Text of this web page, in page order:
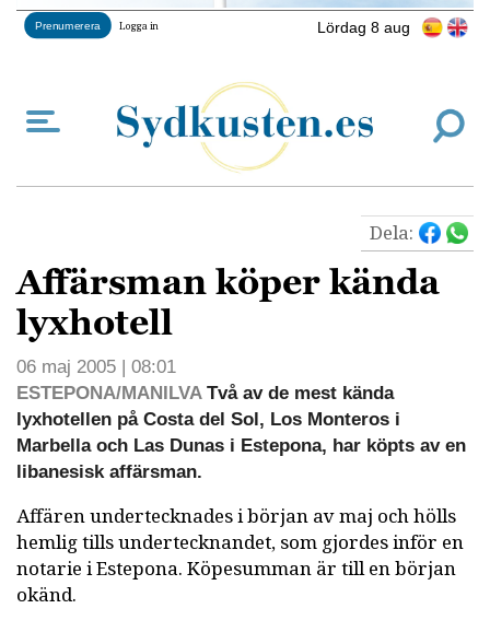
Lördag 8 aug
Prenumerera Logga in
Dela:
Affärsman köper kända
lyxhotell
06 maj 2005 | 08:01
ESTEPONA/MANILVATvå av de mest kända
lyxhotellen på Costa del Sol, Los Monteros i
Marbella och Las Dunas i Estepona, har köpts av en
libanesisk affärsman.
Affären undertecknades i början av maj och hölls
hemlig tills undertecknandet, som gjordes inför en
notarie i Estepona. Köpesumman är till en början
okänd.